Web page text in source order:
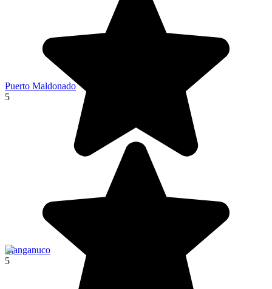
Puerto Maldonado
5
Llanganuco
5